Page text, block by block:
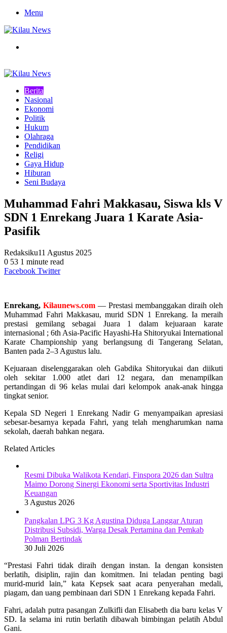
Menu
Berita
Nasional
Ekonomi
Politik
Hukum
Olahraga
Pendidikan
Religi
Gaya Hidup
Hiburan
Seni Budaya
Muhammad Fahri Makkasau, Siswa kls V
SDN 1 Enrekang Juara 1 Karate Asia-
Pasifik
Redaksiku11 Agustus 2025
0 53 1 minute read
Facebook TwitterWhatsApp
Telegram
Enrekang, Kilaunews.com — Prestasi membanggakan diraih oleh
Muhammad Fahri Makkasau, murid SDN 1 Enrekang. Ia meraih
prestasi gemilang sebagai Juara 1 dalam kejuaraan karate
internasional ; 6th Asia-Pacific Hayashi-Ha Shitoryukai International
Karate Championship yang berlangsung di Tangerang Selatan,
Banten pada 2–3 Agustus lalu.
Kejuaraan diselenggarakan oleh Gabdika Shitoryukai dan diikuti
oleh sekitar 1.000 atlet dari 12 negara, dan menampilkan
pertandingan di 96 kelas mulai dari kelompok anak-anak hingga
tingkat senior.
Kepala SD Negeri 1 Enrekang Nadir G menyampaikan apresiasi
sebesar-besarnya kepada Fahri, yang telah mengharumkan nama
sekolah, daerah bahkan negara.
Related Articles
Resmi Dibuka Walikota Kendari, Finspora 2026 dan Sultra
Maimo Dorong Sinergi Ekonomi serta Sportivitas Industri
Keuangan
3 Agustus 2026
Pangkalan LPG 3 Kg Agustina Diduga Langgar Aturan
Distribusi Subsidi, Warga Desak Pertamina dan Pemkab
Polman Bertindak
30 Juli 2026
“Prestasi Fahri tidak diraih dengan instan. Ia dengan konsisten
berlatih, disiplin, rajin dan komitmen. Ini teladan penting bagi
murid-murid lain,” kata Kepsek saat acara penyerahan medali,
piagam, dan uang pembinaan dari SDN 1 Enrekang kepada Fahri.
Fahri, adalah putra pasangan Zulkifli dan Elisabeth dia baru kelas V
SD. Ia selama ini rutin berlatih dibawah bimbingan pelatih Abdul
Gani.